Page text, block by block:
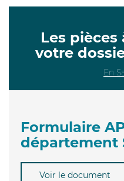
Les
votre
En
Formulaire
département
Voir le document